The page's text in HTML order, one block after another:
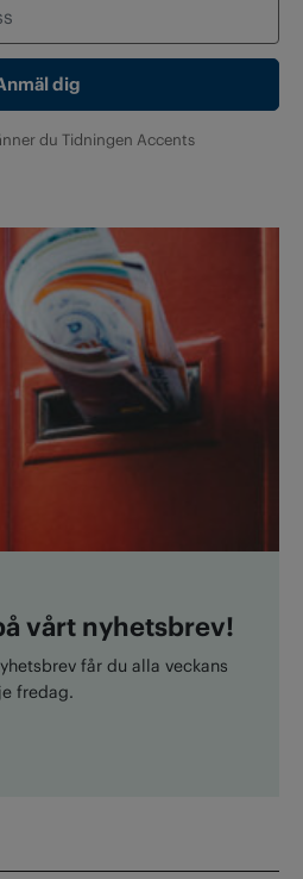
du Tidningen Accents
vårt nyhetsbrev!
får du alla veckans
fredag.